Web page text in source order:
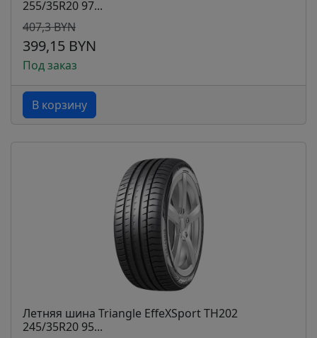
255/35R20 97...
407,3 BYN
399,15 BYN
Под заказ
В корзину
Летняя шина Triangle EffeXSport TH202
245/35R20 95...